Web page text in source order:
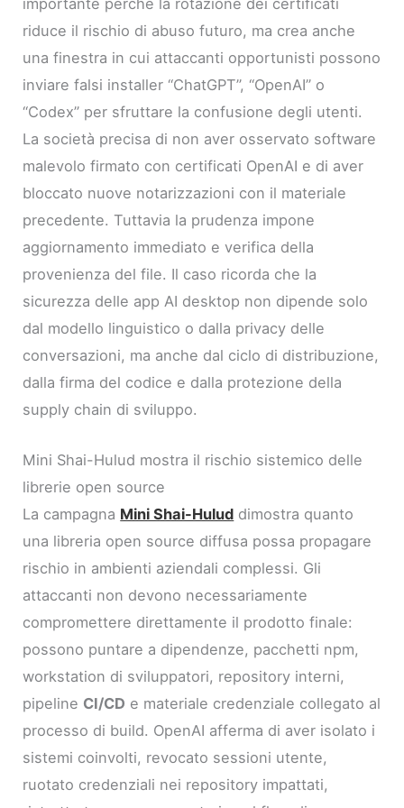
importante perché la rotazione dei certificati
riduce il rischio di abuso futuro, ma crea anche
una finestra in cui attaccanti opportunisti possono
inviare falsi installer “ChatGPT”, “OpenAI” o
“Codex” per sfruttare la confusione degli utenti.
La società precisa di non aver osservato software
malevolo firmato con certificati OpenAI e di aver
bloccato nuove notarizzazioni con il materiale
precedente. Tuttavia la prudenza impone
aggiornamento immediato e verifica della
provenienza del file. Il caso ricorda che la
sicurezza delle app AI desktop non dipende solo
dal modello linguistico o dalla privacy delle
conversazioni, ma anche dal ciclo di distribuzione,
dalla firma del codice e dalla protezione della
supply chain di sviluppo.
Mini Shai-Hulud mostra il rischio sistemico delle
librerie open source
La campagna Mini Shai-Hulud dimostra quanto
una libreria open source diffusa possa propagare
rischio in ambienti aziendali complessi. Gli
attaccanti non devono necessariamente
compromettere direttamente il prodotto finale:
possono puntare a dipendenze, pacchetti npm,
workstation di sviluppatori, repository interni,
pipeline CI/CD e materiale credenziale collegato al
processo di build. OpenAI afferma di aver isolato i
sistemi coinvolti, revocato sessioni utente,
ruotato credenziali nei repository impattati,